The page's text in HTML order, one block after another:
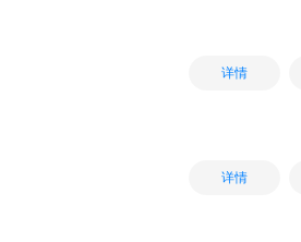
详情
详情